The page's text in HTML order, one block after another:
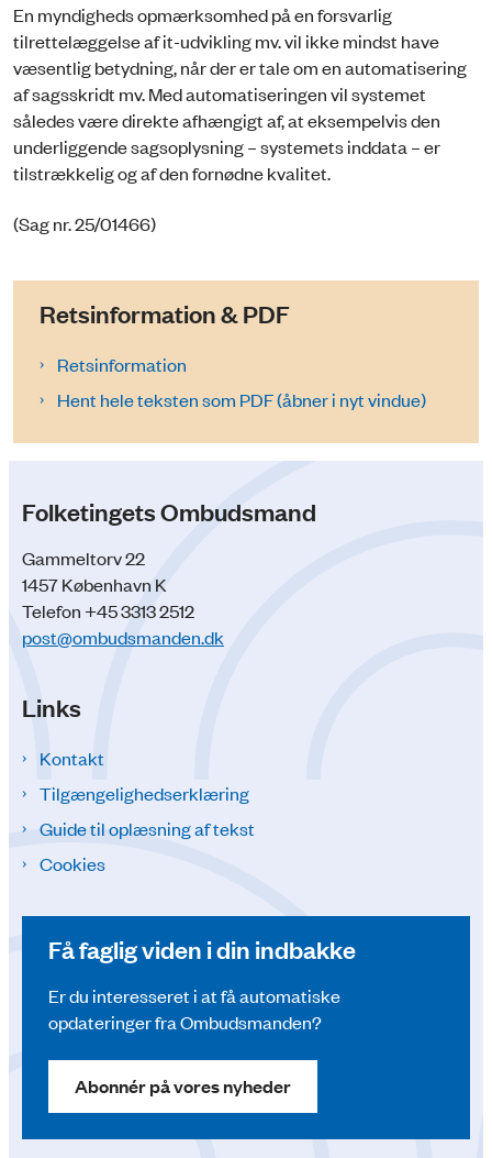
En myndigheds opmærksomhed på en forsvarlig
tilrettelæggelse af it-udvikling mv. vil ikke mindst have
væsentlig betydning, når der er tale om en automatisering
af sagsskridt mv. Med automatiseringen vil systemet
således være direkte afhængigt af, at eksempelvis den
underliggende sagsoplysning – systemets inddata – er
tilstrækkelig og af den fornødne kvalitet.
(Sag nr. 25/01466)
Retsinformation & PDF
Retsinformation
Hent hele teksten som PDF (åbner i nyt vindue)
Folketingets Ombudsmand
Gammeltorv 22
1457 København K
Telefon +45 3313 2512
post@ombudsmanden.dk
Links
Kontakt
Tilgængelighedserklæring
Guide til oplæsning af tekst
Cookies
Få faglig viden i din indbakke
Er du interesseret i at få automatiske
opdateringer fra Ombudsmanden?
Abonnér på vores nyheder